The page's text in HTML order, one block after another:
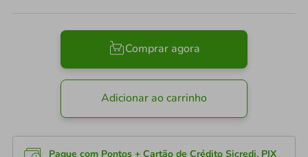
Comprar agora
Adicionar ao carrinho
Pague com Pontos + Cartão de Crédito Sicredi, PIX